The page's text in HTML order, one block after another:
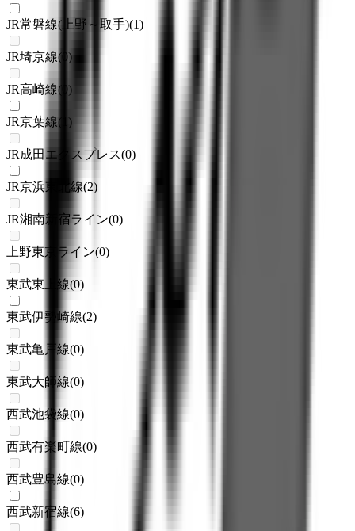
JR常磐線(上野～取手)(1)
JR埼京線( 0)
JR高崎線( 0)
JR京葉線( )
JR成田エクスプレス(0)
JR京浜東北線(2)
JR湘南新宿ライン(0)
上野東京ライン(0)
東武東上線(0)
東武伊勢崎線(2)
東武亀戸線(0)
東武大師線(0)
西武池袋線(0)
西武有楽町線(0)
西武豊島線(0)
西武新宿線(6)